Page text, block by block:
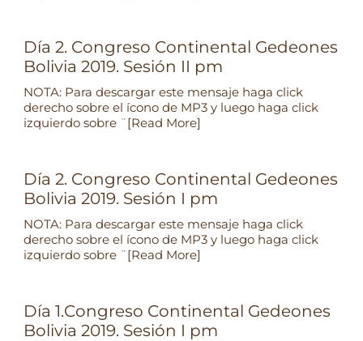
Día 2. Congreso Continental Gedeones
Bolivia 2019. Sesión II pm
NOTA: Para descargar este mensaje haga click
derecho sobre el ícono de MP3 y luego haga click
izquierdo sobre ¨[Read More]
Día 2. Congreso Continental Gedeones
Bolivia 2019. Sesión I pm
NOTA: Para descargar este mensaje haga click
derecho sobre el ícono de MP3 y luego haga click
izquierdo sobre ¨[Read More]
Día 1.Congreso Continental Gedeones
Bolivia 2019. Sesión I pm